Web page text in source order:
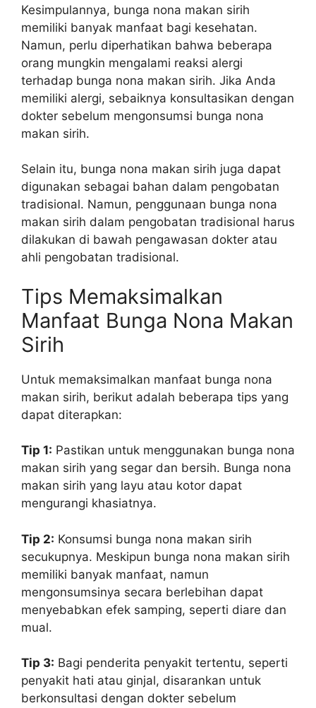
Kesimpulannya, bunga nona makan sirih
memiliki banyak manfaat bagi kesehatan.
Namun, perlu diperhatikan bahwa beberapa
orang mungkin mengalami reaksi alergi
terhadap bunga nona makan sirih. Jika Anda
memiliki alergi, sebaiknya konsultasikan dengan
dokter sebelum mengonsumsi bunga nona
makan sirih.
Selain itu, bunga nona makan sirih juga dapat
digunakan sebagai bahan dalam pengobatan
tradisional. Namun, penggunaan bunga nona
makan sirih dalam pengobatan tradisional harus
dilakukan di bawah pengawasan dokter atau
ahli pengobatan tradisional.
Tips Memaksimalkan
Manfaat Bunga Nona Makan
Sirih
Untuk memaksimalkan manfaat bunga nona
makan sirih, berikut adalah beberapa tips yang
dapat diterapkan:
Tip 1: Pastikan untuk menggunakan bunga nona
makan sirih yang segar dan bersih. Bunga nona
makan sirih yang layu atau kotor dapat
mengurangi khasiatnya.
Tip 2: Konsumsi bunga nona makan sirih
secukupnya. Meskipun bunga nona makan sirih
memiliki banyak manfaat, namun
mengonsumsinya secara berlebihan dapat
menyebabkan efek samping, seperti diare dan
mual.
Tip 3: Bagi penderita penyakit tertentu, seperti
penyakit hati atau ginjal, disarankan untuk
berkonsultasi dengan dokter sebelum